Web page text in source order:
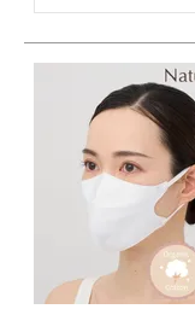
キッチン用品
フード・ドリンク
ブランド
オリジナルブランド